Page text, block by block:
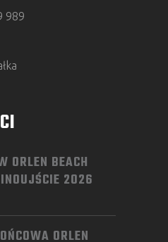
989
ORLEN BEACH
2026
ORLEN